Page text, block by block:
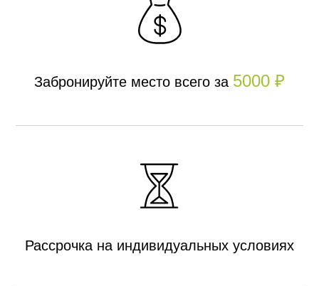
Забронируйте место всего за 5000 ₽
Рассрочка на индивидуальных условиях